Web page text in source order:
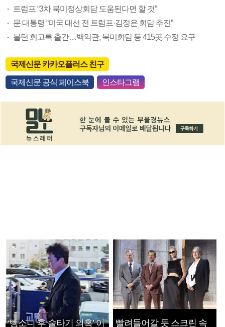
트럼프 “3차 북미정상회담 도움된다면 할 것”
문 대통령 “미국 대선 전 트럼프·김정은 회담 추진”
볼턴 회고록 출간…백악관, 북미회담 등 415곳 수정 요구
국제신문 카카오플러스 친구
국제신문 공식 페이스북 인스타그램
‘뺑소니 후 술타기 의혹’ 이 빨려들어갈 듯 스크린 속